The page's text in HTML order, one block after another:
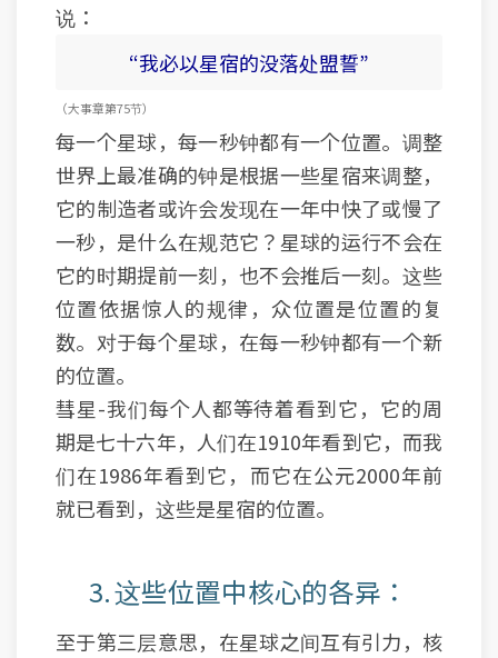
说：
“我必以星宿的没落处盟誓”
（大事 章 第75节）
每一个星球，每一秒钟都有一个位置。调整
世界上最准确的钟是根据一些星宿来调整，
它的制造者或许会发现在一年中快了或慢了
一秒，是什么在规范它？星球的运行不会在
它的时期提前一刻，也不会推后一刻。这些
位置依据惊人的规律，众位置是位置的复
数。对于每个星球，在每一秒钟都有一个新
的位置。
彗星-我们每个人都等待着看到它，它的周
期是七十六年，人们在1910年看到它，而我
们在1986年看到它，而它在公元2000年前
就已看到，这些是星宿的位置。
3. 这些位置中核心的各异：
至于第三层意思，在星球之间互有引力，核